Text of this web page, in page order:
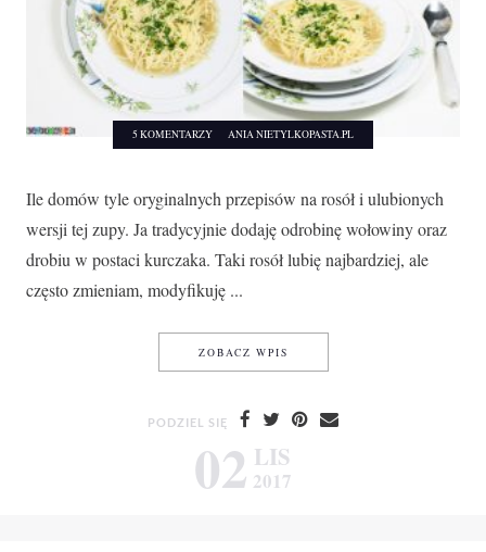
5 KOMENTARZY ANIA NIETYLKOPASTA.PL
Ile domów tyle oryginalnych przepisów na rosół i ulubionych
wersji tej zupy. Ja tradycyjnie dodaję odrobinę wołowiny oraz
drobiu w postaci kurczaka. Taki rosół lubię najbardziej, ale
często zmieniam, modyfikuję ...
02 LIS
2017
ZOBACZ WPIS
PODZIEL SIĘ